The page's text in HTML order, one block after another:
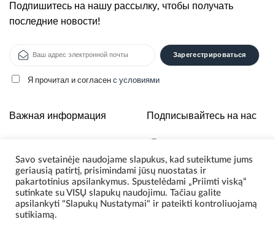
Подпишитесь на нашу рассылку, чтобы получать
последние новости!
Я прочитал и согласен с условиями
Важная информация
Политика
конфиденциальности
Подписывайтесь на нас
Savo svetainėje naudojame slapukus, kad suteiktume jums
geriausią patirtį, prisimindami jūsų nuostatas ir
pakartotinius apsilankymus. Spustelėdami „Priimti viską“
sutinkate su VISŲ slapukų naudojimu. Tačiau galite
apsilankyti "Slapukų Nustatymai" ir pateikti kontroliuojamą
sutikiamą.